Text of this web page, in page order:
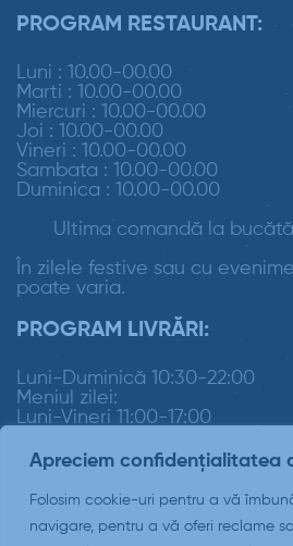
Apreciem confidențialitatea
Folosim cookie-uri pentru a vă
navigare, pentru a vă oferi reclame
PROGRAM RESTAURANT:
Luni : 10.00-00.00
Marti : 10.00-00.00
Miercuri : 10.00-00.00
Joi : 10.00-00.00
Vineri : 10.00-00.00
Sambata : 10.00-00.00
Duminica : 10.00-00.00
Ultima comandă la
În zilele festive sau cu
poate varia.
PROGRAM LIVRĂRI:
Luni-Duminică 10:30-22:00
Meniul zilei:
Luni-Vineri 11:00-17:00